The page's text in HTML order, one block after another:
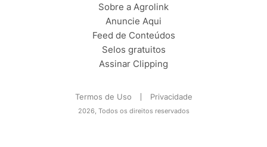
Sobre a Agrolink
Anuncie Aqui
Feed de Conteúdos
Selos gratuitos
Assinar Clipping
Termos de Uso Privacidade
2026, Todos os direitos reservados